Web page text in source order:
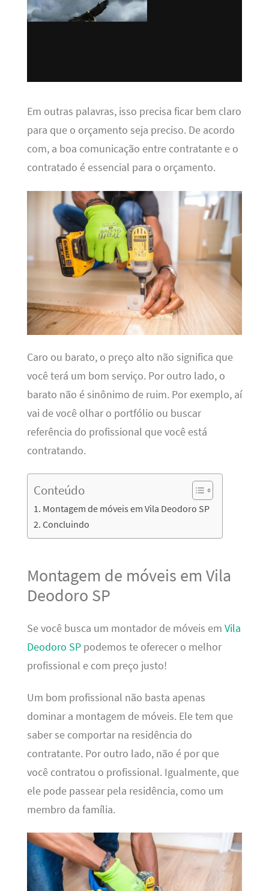
Em outras palavras, isso precisa ficar bem claro
para que o orçamento seja preciso. De acordo
com, a boa comunicação entre contratante e o
contratado é essencial para o orçamento.
Caro ou barato, o preço alto não significa que
você terá um bom serviço. Por outro lado, o
barato não é sinônimo de ruim. Por exemplo, aí
vai de você olhar o portfólio ou buscar
referência do profissional que você está
contratando.
Conteúdo
Montagem de móveis em Vila Deodoro SP
Concluindo
Montagem de móveis em Vila
Deodoro SP
Se você busca um montador de móveis em Vila
Deodoro SPpodemos te oferecer o melhor
profissional e com preço justo!
Um bom profissional não basta apenas
dominar a montagem de móveis. Ele tem que
saber se comportar na residência do
contratante. Por outro lado, não é por que
você contratou o profissional. Igualmente, que
ele pode passear pela residência, como um
membro da família.